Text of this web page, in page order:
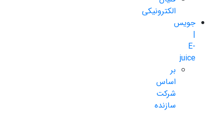
الکترونیکی
جویس
|
E-
juice
بر
اساس
شرکت
سازنده